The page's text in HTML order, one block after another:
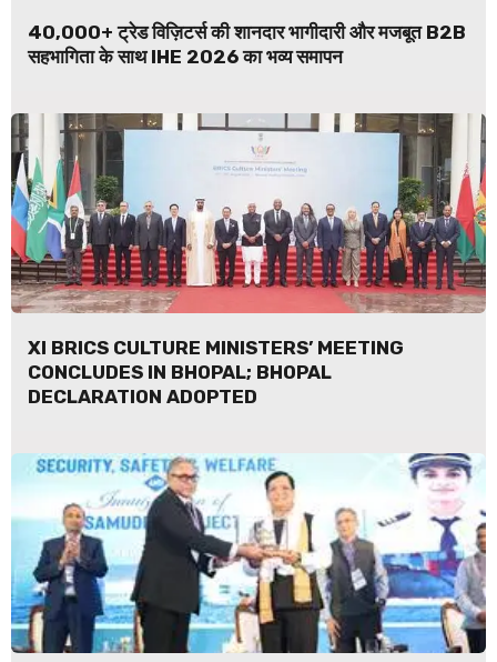
40,000+ ट्रेड विज़िटर्स की शानदार भागीदारी और मजबूत B2B
सहभागिता के साथ IHE 2026 का भव्य समापन
XI BRICS CULTURE MINISTERS’ MEETING
CONCLUDES IN BHOPAL; BHOPAL
DECLARATION ADOPTED